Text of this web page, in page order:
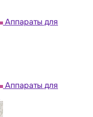
Аппараты для
Аппараты для